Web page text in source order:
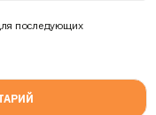
последующих